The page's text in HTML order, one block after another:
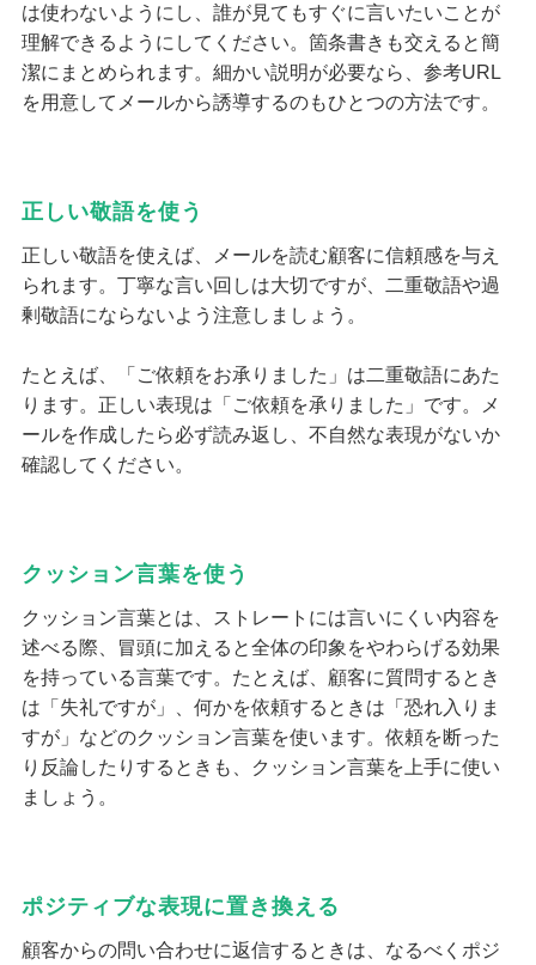
は使わないようにし、誰が見てもすぐに言いたいことが
理解できるようにしてください。箇条書きも交えると簡
潔にまとめられます。細かい説明が必要なら、参考URL
を用意してメールから誘導するのもひとつの方法です。
正しい敬語を使う
正しい敬語を使えば、メールを読む顧客に信頼感を与え
られます。丁寧な言い回しは大切ですが、二重敬語や過
剰敬語にならないよう注意しましょう。
たとえば、「ご依頼をお承りました」は二重敬語にあた
ります。正しい表現は「ご依頼を承りました」です。メ
ールを作成したら必ず読み返し、不自然な表現がないか
確認してください。
クッション言葉を使う
クッション言葉とは、ストレートには言いにくい内容を
述べる際、冒頭に加えると全体の印象をやわらげる効果
を持っている言葉です。たとえば、顧客に質問するとき
は「失礼ですが」、何かを依頼するときは「恐れ入りま
すが」などのクッション言葉を使います。依頼を断った
り反論したりするときも、クッション言葉を上手に使い
ましょう。
ポジティブな表現に置き換える
顧客からの問い合わせに返信するときは、なるべくポジ